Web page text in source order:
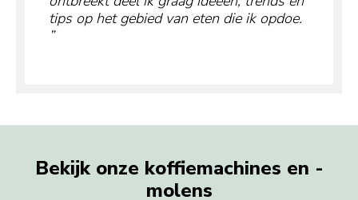
tips op het gebied van eten die ik opdoe.
Bekijk onze koffiemachines en -
molens